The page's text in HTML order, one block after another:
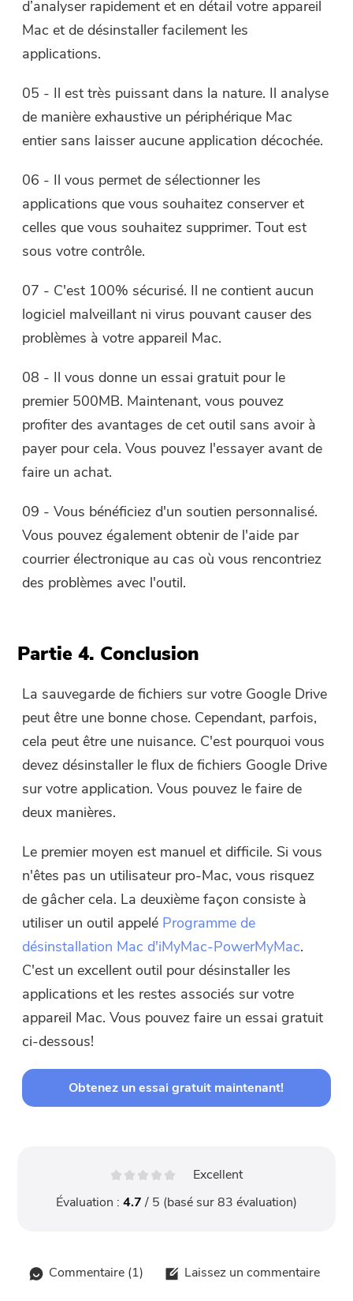
d’analyser rapidement et en détail votre appareil
Mac et de désinstaller facilement les
applications.
05 - Il est très puissant dans la nature. Il analyse
de manière exhaustive un périphérique Mac
entier sans laisser aucune application décochée.
06 - Il vous permet de sélectionner les
applications que vous souhaitez conserver et
celles que vous souhaitez supprimer. Tout est
sous votre contrôle.
07 - C'est 100% sécurisé. Il ne contient aucun
logiciel malveillant ni virus pouvant causer des
problèmes à votre appareil Mac.
08 - Il vous donne un essai gratuit pour le
premier 500MB. Maintenant, vous pouvez
profiter des avantages de cet outil sans avoir à
payer pour cela. Vous pouvez l'essayer avant de
faire un achat.
09 - Vous bénéficiez d'un soutien personnalisé.
Vous pouvez également obtenir de l'aide par
courrier électronique au cas où vous rencontriez
des problèmes avec l'outil.
Partie 4. Conclusion
La sauvegarde de fichiers sur votre Google Drive
peut être une bonne chose. Cependant, parfois,
cela peut être une nuisance. C'est pourquoi vous
devez désinstaller le flux de fichiers Google Drive
sur votre application. Vous pouvez le faire de
deux manières.
Le premier moyen est manuel et difficile. Si vous
n'êtes pas un utilisateur pro-Mac, vous risquez
de gâcher cela. La deuxième façon consiste à
utiliser un outil appelé Programme de
désinstallation Mac d'iMyMac-PowerMyMac.
C'est un excellent outil pour désinstaller les
applications et les restes associés sur votre
appareil Mac. Vous pouvez faire un essai gratuit
ci-dessous!
Obtenez un essai gratuit maintenant!
Excellent
Évaluation : 4.7/ 5 (basé sur83 évaluation)
Commentaire (1) Laissez un commentaire